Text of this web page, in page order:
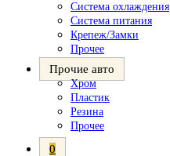
Система охлаждения
Система питания
Крепеж/Замки
Прочее
Прочие авто
Хром
Пластик
Резина
Прочее
0